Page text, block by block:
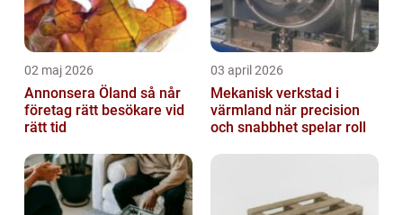
02 maj 2026
Annonsera Öland så når
företag rätt besökare vid
rätt tid
03 april 2026
Mekanisk verkstad i
värmland när precision
och snabbhet spelar roll